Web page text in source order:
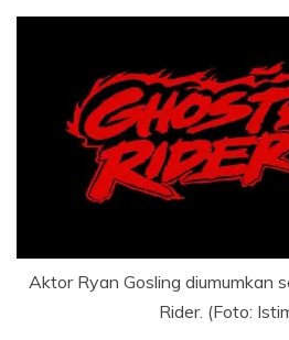
Aktor Ryan Gosling diumumkan
Rider. (Foto: